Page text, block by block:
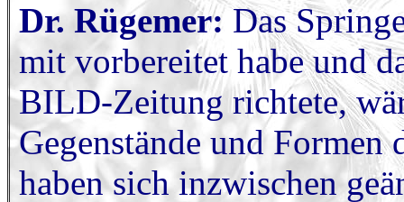
Dr. Rügemer: Das
mit vorbereitet habe und
BILD-Zeitung richtete,
Gegenstände und
haben sich inzwischen